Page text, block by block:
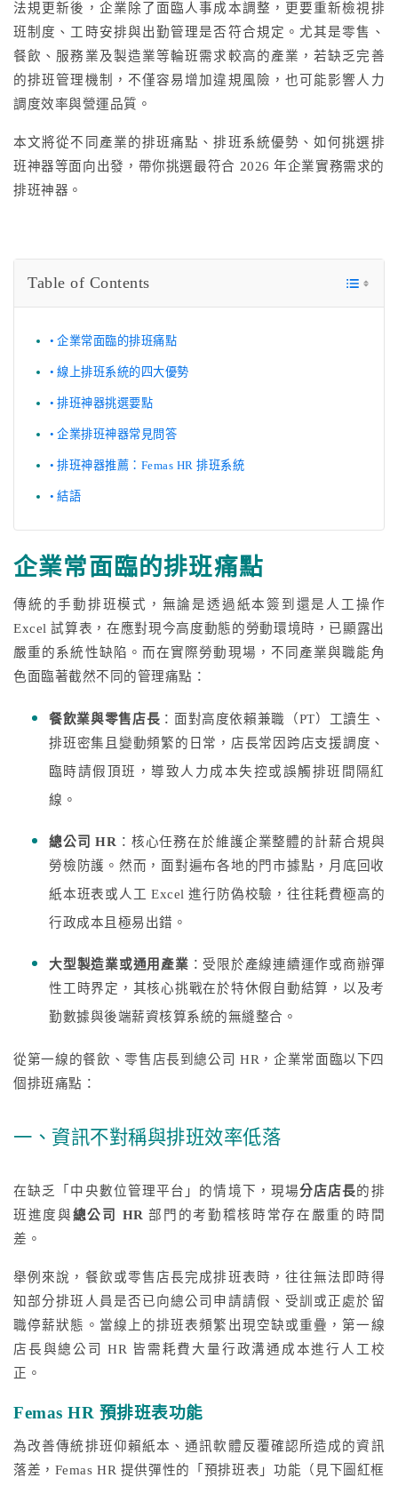
法規更新後，企業除了面臨人事成本調整，更要重新檢視排
班制度、工時安排與出勤管理是否符合規定。尤其是零售、
餐飲、服務業及製造業等輪班需求較高的產業，若缺乏完善
的排班管理機制，不僅容易增加違規風險，也可能影響人力
調度效率與營運品質。
本文將從不同產業的排班痛點、排班系統優勢、如何挑選排
班神器等面向出發，帶你挑選最符合 2026 年企業實務需求的
排班神器。
Table of Contents
企業常面臨的排班痛點
線上排班系統的四大優勢
排班神器挑選要點
企業排班神器常見問答
排班神器推薦：Femas HR 排班系統
結語
企業常面臨的排班痛點
傳統的手動排班模式，無論是透過紙本簽到還是人工操作
Excel 試算表，在應對現今高度動態的勞動環境時，已顯露出
嚴重的系統性缺陷。而在實際勞動現場，不同產業與職能角
色面臨著截然不同的管理痛點：
餐飲業與零售店長 ：面對高度依賴兼職（PT）工讀生、
排班密集且變動頻繁的日常，店長常因跨店支援調度、
臨時請假頂班，導致人力成本失控或誤觸排班間隔紅
線。
總公司 HR ：核心任務在於維護企業整體的計薪合規與
勞檢防護。然而，面對遍布各地的門市據點，月底回收
紙本班表或人工 Excel 進行防偽校驗，往往耗費極高的
行政成本且極易出錯。
大型製造業或通用產業 ：受限於產線連續運作或商辦彈
性工時界定，其核心挑戰在於特休假自動結算，以及考
勤數據與後端薪資核算系統的無縫整合。
從第一線的餐飲、零售店長到總公司 HR，企業常面臨以下四
個排班痛點：
一、資訊不對稱與排班效率低落
在缺乏「中央數位管理平台」的情境下，現場分店店長的排
班進度與總公司 HR 部門的考勤稽核時常存在嚴重的時間
差。
舉例來說，餐飲或零售店長完成排班表時，往往無法即時得
知部分排班人員是否已向總公司申請請假、受訓或正處於留
職停薪狀態。當線上的排班表頻繁出現空缺或重疊，第一線
店長與總公司 HR 皆需耗費大量行政溝通成本進行人工校
正。
Femas HR 預排班表功能
為改善傳統排班仰賴紙本、通訊軟體反覆確認所造成的資訊
落差，Femas HR 提供彈性的「預排班表」功能（見下圖紅框